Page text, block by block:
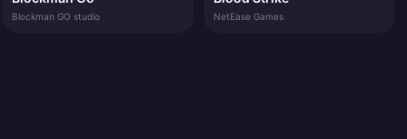
Blockman GO studio NetEase Games